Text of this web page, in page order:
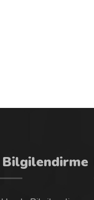
Bilgilendirme